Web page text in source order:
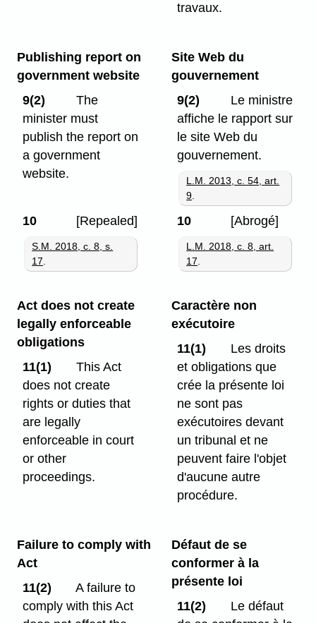
travaux.
Publishing report on
government website
9(2)
The
minister must
publish the report on
a government
website.
Site Web du
gouvernement
9(2)
Le ministre
affiche le rapport sur
le site Web du
gouvernement.
L.M. 2013, c. 54, art.
9
10 [Repealed]
S.M. 2018, c. 8, s.
17.
10 [Abrogé]
L.M. 2018, c. 8, art.
17.
Act does not create
legally enforceable
obligations
11(1)
This Act
does not create
rights or duties that
are legally
enforceable in court
or other
proceedings.
Caractère non
exécutoire
11(1)
Les droits
et obligations que
crée la présente loi
ne sont pas
exécutoires devant
un tribunal et ne
peuvent faire l'objet
d'aucune autre
procédure.
Failure to comply with
Act
11(2)
A failure to
comply with this Act
Défaut de se
conformer à la
présente loi
11(2)
Le défaut